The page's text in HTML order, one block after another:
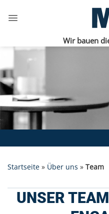
Inhalt
Wir bauen
Startseite » Über uns » Team
UNSER